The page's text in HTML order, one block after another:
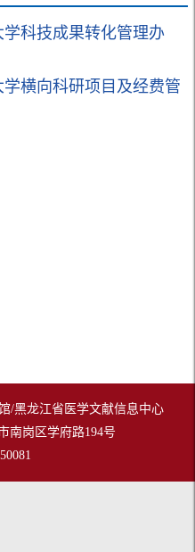
科技成果转化管理办
横向科研项目及经费管
/黑龙江省医学文献信息中心
南岗区学府路194号